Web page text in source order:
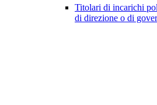
Titolari di incarichi
di direzione o di